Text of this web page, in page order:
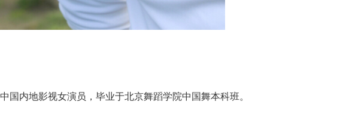
内地影视女演员，毕业于北京舞蹈学院中国舞本科班。